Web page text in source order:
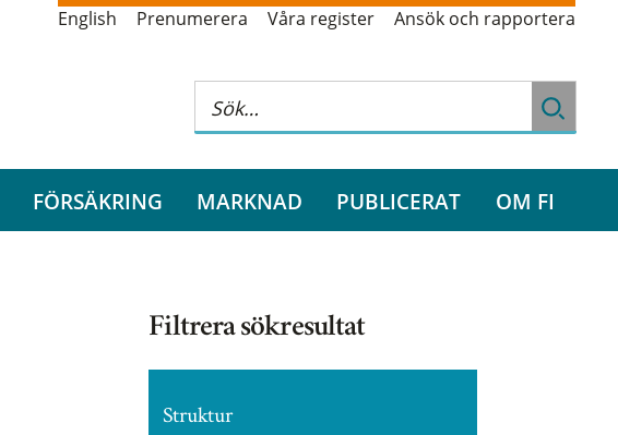
English Prenumerera Våra register Ansök och rapportera
FÖRSÄKRING MARKNAD PUBLICERAT OM FI
Filtrera sökresultat
Struktur